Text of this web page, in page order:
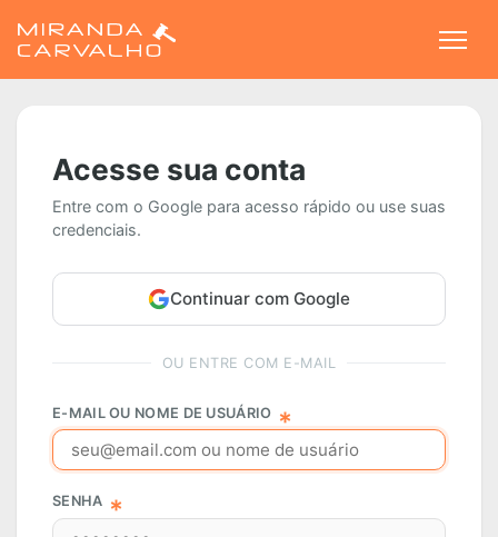
Acesse sua conta
Entre com o Google para acesso rápido ou use suas
credenciais.
Continuar com Google
OU ENTRE COM E-MAIL
E-MAIL OU NOME DE USUÁRIO
SENHA